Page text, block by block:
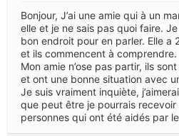
Bonjour, J’ai une amie qui à un
elle et je ne sais pas quoi faire.
bon endroit pour en parler. Elle a
et ils commencent à comprendre.
Mon amie n’ose pas partir, ils
et ont une bonne situation avec
Je suis vraiment inquiète,
que peut être je pourrais
personnes qui ont été aidés par